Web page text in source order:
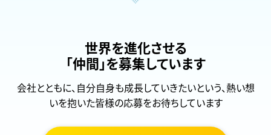
世界を進化させる
「仲間」を募集しています
会社とともに、自分自身も成長していきたいという、熱い想
いを抱いた皆様の応募をお待ちしています